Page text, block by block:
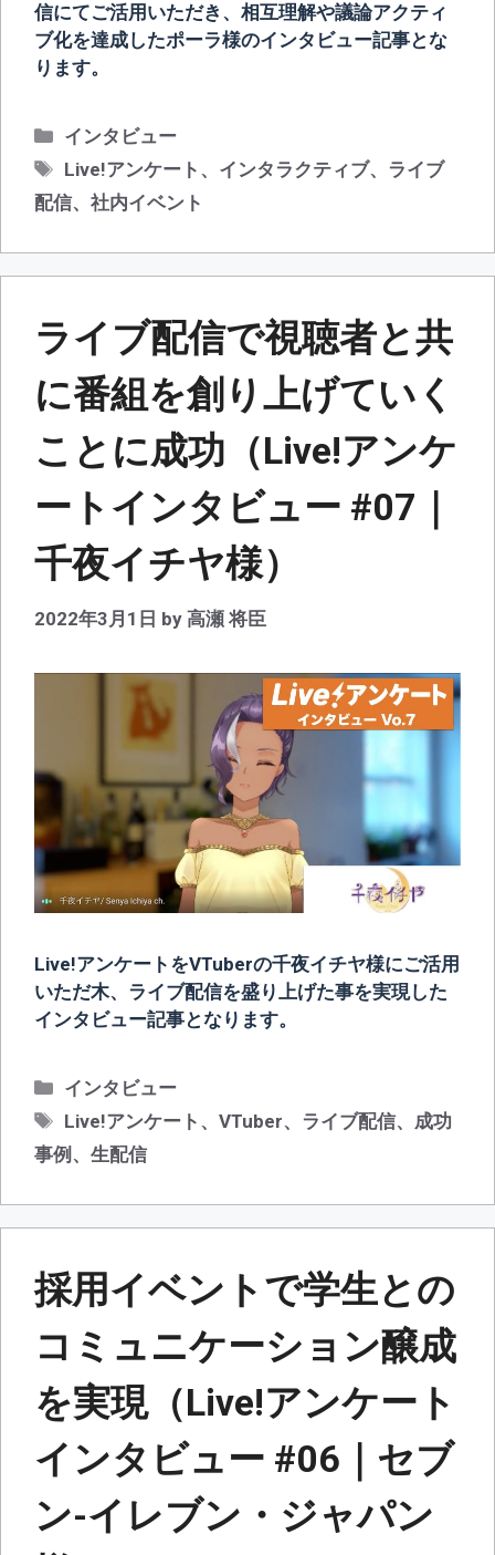
信にてご活用いただき、相互理解や議論アクティ
ブ化を達成したポーラ様のインタビュー記事とな
ります。
カ
テ
ゴ
リ
インタビュー
タ
グ
Live!アンケート 、 インタラクティブ、 ライブ
配信、 社内イベント
ライブ配信で視聴者と共
に番組を創り上げていく
ことに成功（Live!アンケ
ートインタビュー #07｜
千夜イチヤ様）
2022年3月1日 by 高瀬 将臣
Live!アンケートをVTuberの千夜イチヤ様にご活用
いただ木、ライブ配信を盛り上げた事を実現した
インタビュー記事となります。
カ
テ
リ
インタビュー
タ
グ
Live!アンケート 、VTuber、 ライブ配信、 成功
事例 、 生配信
採用イベントで学生との
コミュニケーション醸成
を実現（Live!アンケート
インタビュー #06｜セブ
ン-イレブン・ジャパン